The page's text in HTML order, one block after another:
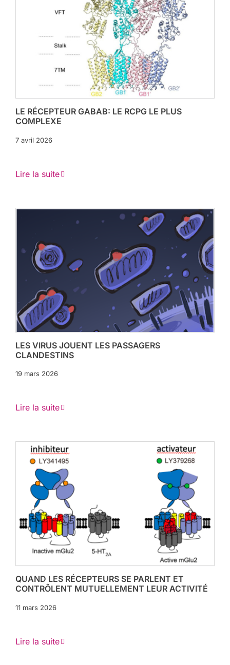
LE RÉCEPTEUR GABAB: LE RCPG LE PLUS
COMPLEXE
7 avril 2026
Lire la suite
LES VIRUS JOUENT LES PASSAGERS
CLANDESTINS
19 mars 2026
Lire la suite
QUAND LES RÉCEPTEURS SE PARLENT ET
CONTRÔLENT MUTUELLEMENT LEUR ACTIVITÉ
11 mars 2026
Lire la suite